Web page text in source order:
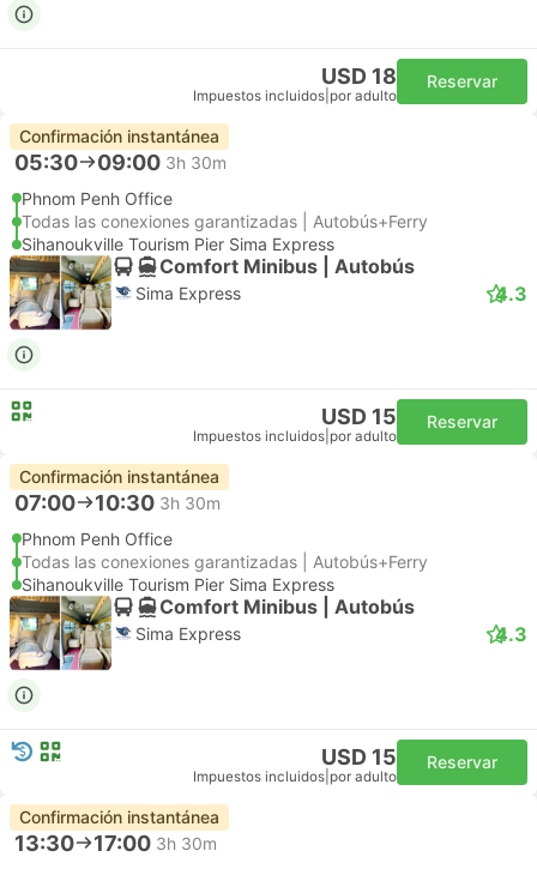
USD 18
Impuestos incluidos por adulto
Reservar
Confirmación instantánea
05:30 09:00 3h 30m
Phnom Penh Office
Todas las conexiones garantizadas | Autobús+Ferry
Sihanoukville Tourism Pier Sima Express
Comfort Minibus | Autobús
Sima Express 4.3
USD 15
Impuestos incluidos por adulto
Reservar
Confirmación instantánea
07:00 10:30 3h 30m
Phnom Penh Office
Todas las conexiones garantizadas | Autobús+Ferry
Sihanoukville Tourism Pier Sima Express
Comfort Minibus | Autobús
Sima Express 4.3
USD 15
Impuestos incluidos por adulto
Reservar
Confirmación instantánea
13:30 17:00 3h 30m